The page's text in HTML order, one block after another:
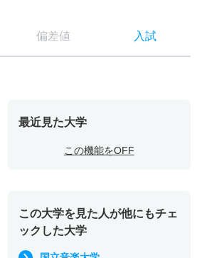
偏差値 入試
最近見た大学
この機能をOFF
この大学を見た人が他にもチェ
ックした大学